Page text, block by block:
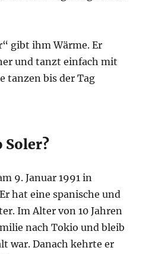
gibt ihm Wärme. Er
und tanzt einfach mit
tanzen bis der Tag
Soler?
9. Januar 1991 in
hat eine spanische und
Im Alter von 10 Jahren
nach Tokio und bleib
war. Danach kehrte er